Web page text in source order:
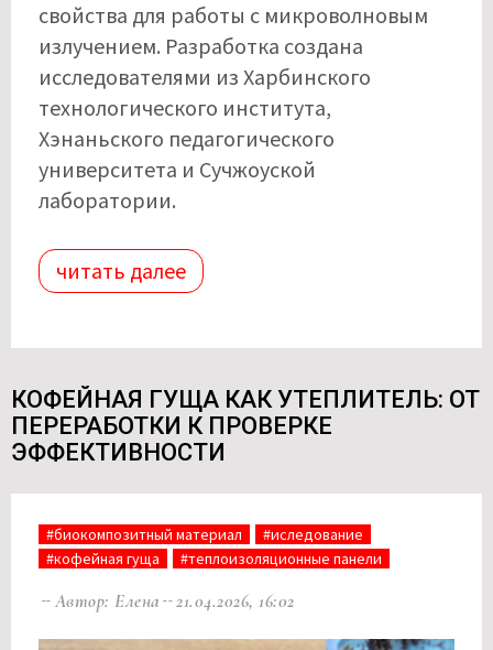
свойства для работы с микроволновым
излучением. Разработка создана
исследователями из Харбинского
технологического института,
Хэнаньского педагогического
университета и Сучжоуской
лаборатории.
читать далее
КОФЕЙНАЯ ГУЩА КАК УТЕПЛИТЕЛЬ: ОТ
ПЕРЕРАБОТКИ К ПРОВЕРКЕ
ЭФФЕКТИВНОСТИ
#биокомпозитный материал
#иследование
#кофейная гуща
#теплоизоляционные панели
Автор: Елена 21.04.2026, 16:02